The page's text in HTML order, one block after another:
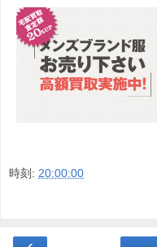
時刻: 20:00:00